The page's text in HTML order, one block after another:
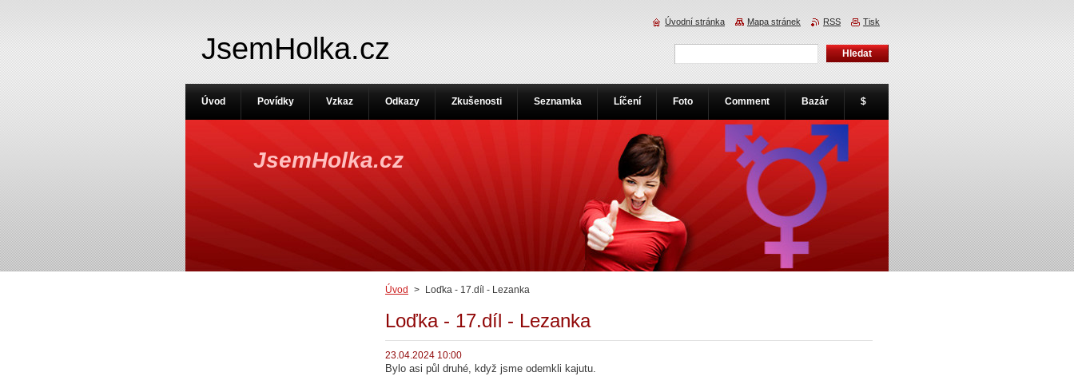
JsemHolka.cz
JsemHolka.cz
Úvod > Loďka - 17.díl - Lezanka
Loďka - 17.díl - Lezanka
23.04.2024 10:00
Bylo asi půl druhé, když jsme odemkli kajutu.
Úvod Povídky Vzkaz Odkazy Zkušenosti Seznamka Líčení Foto Comment Bazár $
Úvodní stránka Mapa stránek RSS Tisk